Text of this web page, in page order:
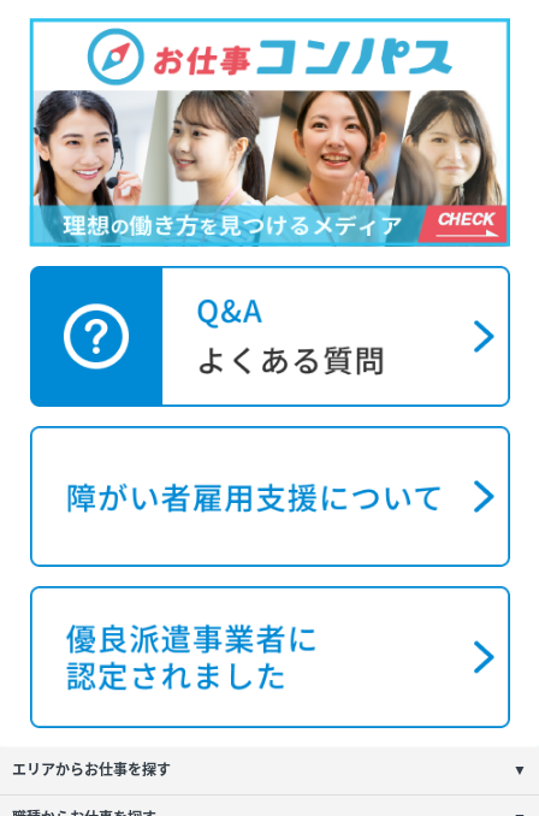
エリアからお仕事を探す ▼